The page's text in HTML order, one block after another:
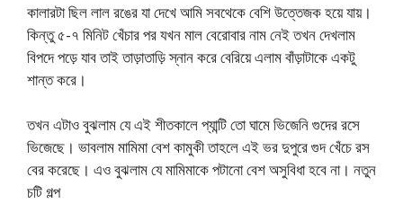
কালারটা ছিল লাল রঙের যা দেখে আমি সবথেকে বেশি উত্তেজক হয়ে যায়।
কিন্তু ৫-৭ মিনিট খেঁচার পর যখন মাল বেরোবার নাম নেই তখন দেখলাম
বিপদে পড়ে যাব তাই তাড়াতাড়ি স্নান করে বেরিয়ে এলাম বাঁড়াটাকে একটু
শান্ত করে।
তখন এটাও বুঝলাম যে এই শীতকালে প্যান্টি তো ঘামে ভিজেনি গুদের রসে
ভিজেছে। ভাবলাম মামিমা বেশ কামুকী তাহলে এই ভর দুপুরে গুদ খেঁচে রস
বের করেছে। এও বুঝলাম যে মামিমাকে পটানো বেশ অসুবিধা হবে না। নতুন
চটি গল্প